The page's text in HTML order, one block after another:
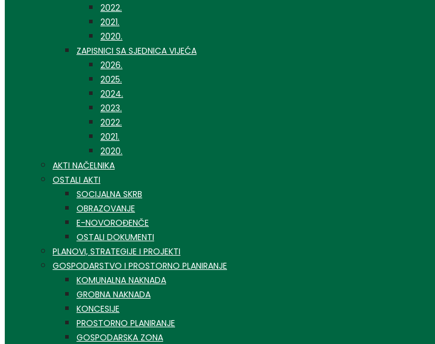
2022.
2021.
2020.
ZAPISNICI SA SJEDNICA VIJEĆA
2026.
2025.
2024.
2023.
2022.
2021.
2020.
AKTI NAČELNIKA
OSTALI AKTI
SOCIJALNA SKRB
OBRAZOVANJE
E-NOVOROĐENČE
OSTALI DOKUMENTI
PLANOVI, STRATEGIJE I PROJEKTI
GOSPODARSTVO I PROSTORNO PLANIRANJE
KOMUNALNA NAKNADA
GROBNA NAKNADA
KONCESIJE
PROSTORNO PLANIRANJE
GOSPODARSKA ZONA